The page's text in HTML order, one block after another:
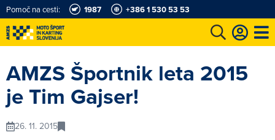
Pomoč na cesti: 1987 +386 1 530 53 53
AMZS Športnik leta 2015
je Tim Gajser!
26. 11. 2015